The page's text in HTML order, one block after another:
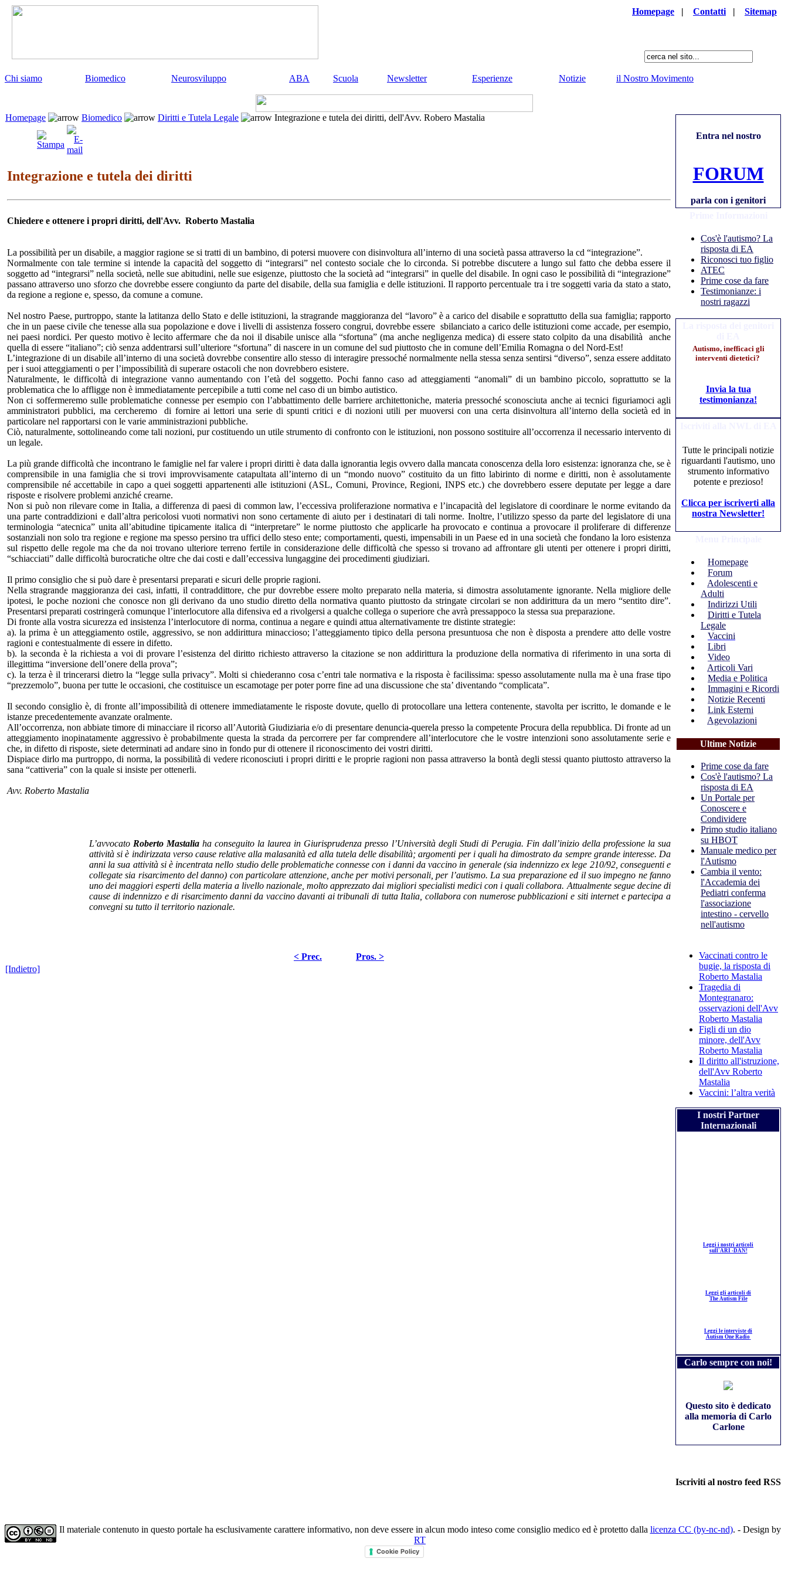
Homepage | Contatti | Sitemap
Chi siamo Biomedico Neurosviluppo ABA Scuola Newsletter Esperienze Notizie il Nostro Movimento
Homepage Biomedico Diritti e Tutela Legale Integrazione e tutela dei diritti, dell'Avv. Robero Mastalia
Integrazione e tutela dei diritti
Chiedere e ottenere i propri diritti, dell'Avv. Roberto Mastalia
La possibilità per un disabile, a maggior ragione se si tratti di un bambino, di potersi muovere con disinvoltura all’interno di una società passa attraverso la cd “integrazione”.
Normalmente con tale termine si intende la capacità del soggetto di “integrarsi” nel contesto sociale che lo circonda. Si potrebbe discutere a lungo sul fatto che debba essere il
soggetto ad “integrarsi” nella società, nelle sue abitudini, nelle sue esigenze, piuttosto che la società ad “integrarsi” in quelle del disabile. In ogni caso le possibilità di “integrazione”
passano attraverso uno sforzo che dovrebbe essere congiunto da parte del disabile, della sua famiglia e delle istituzioni. Il rapporto percentuale tra i tre soggetti varia da stato a stato,
da regione a regione e, spesso, da comune a comune.
Nel nostro Paese, purtroppo, stante la latitanza dello Stato e delle istituzioni, la stragrande maggioranza del “lavoro” è a carico del disabile e soprattutto della sua famiglia; rapporto
che in un paese civile che tenesse alla sua popolazione e dove i livelli di assistenza fossero congrui, dovrebbe essere sbilanciato a carico delle istituzioni come accade, per esempio,
nei paesi nordici. Per questo motivo è lecito affermare che da noi il disabile unisce alla “sfortuna” (ma anche negligenza medica) di essere stato colpito da una disabilità anche
quella di essere “italiano”; ciò senza addentrarsi sull’ulteriore “sfortuna” di nascere in un comune del sud piuttosto che in comune dell’Emilia Romagna o del Nord-Est!
L’integrazione di un disabile all’interno di una società dovrebbe consentire allo stesso di interagire pressoché normalmente nella stessa senza sentirsi “diverso”, senza essere additato
per i suoi atteggiamenti o per l’impossibilità di superare ostacoli che non dovrebbero esistere.
Naturalmente, le difficoltà di integrazione vanno aumentando con l’età del soggetto. Pochi fanno caso ad atteggiamenti “anomali” di un bambino piccolo, soprattutto se la
problematica che lo affligge non è immediatamente percepibile a tutti come nel caso di un bimbo autistico.
Non ci soffermeremo sulle problematiche connesse per esempio con l’abbattimento delle barriere architettoniche, materia pressoché sconosciuta anche ai tecnici figuriamoci agli
amministratori pubblici, ma cercheremo di fornire ai lettori una serie di spunti critici e di nozioni utili per muoversi con una certa disinvoltura all’interno della società ed in
particolare nel rapportarsi con le varie amministrazioni pubbliche.
Ciò, naturalmente, sottolineando come tali nozioni, pur costituendo un utile strumento di confronto con le istituzioni, non possono sostituire all’occorrenza il necessario intervento di
un legale.
La più grande difficoltà che incontrano le famiglie nel far valere i propri diritti è data dalla ignorantia legis ovvero dalla mancata conoscenza della loro esistenza: ignoranza che, se è
comprensibile in una famiglia che si trovi improvvisamente catapultata all’interno di un “mondo nuovo” costituito da un fitto labirinto di norme e diritti, non è assolutamente
comprensibile né accettabile in capo a quei soggetti appartenenti alle istituzioni (ASL, Comuni, Province, Regioni, INPS etc.) che dovrebbero essere deputate per legge a dare
risposte e risolvere problemi anziché crearne.
Non si può non rilevare come in Italia, a differenza di paesi di common law, l’eccessiva proliferazione normativa e l’incapacità del legislatore di coordinare le norme evitando da
una parte contraddizioni e dall’altra pericolosi vuoti normativi non sono certamente di aiuto per i destinatari di tali norme. Inoltre, l’utilizzo spesso da parte del legislatore di una
terminologia “atecnica” unita all’abitudine tipicamente italica di “interpretare” le norme piuttosto che applicarle ha provocato e continua a provocare il proliferare di differenze
sostanziali non solo tra regione e regione ma spesso persino tra uffici dello steso ente; comportamenti, questi, impensabili in un Paese ed in una società che fondano la loro esistenza
sul rispetto delle regole ma che da noi trovano ulteriore terreno fertile in considerazione delle difficoltà che spesso si trovano ad affrontare gli utenti per ottenere i propri diritti,
“schiacciati” dalle difficoltà burocratiche oltre che dai costi e dall’eccessiva lungaggine dei procedimenti giudiziari.
Il primo consiglio che si può dare è presentarsi preparati e sicuri delle proprie ragioni.
Nella stragrande maggioranza dei casi, infatti, il contraddittore, che pur dovrebbe essere molto preparato nella materia, si dimostra assolutamente ignorante. Nella migliore delle
ipotesi, le poche nozioni che conosce non gli derivano da uno studio diretto della normativa quanto piuttosto da stringate circolari se non addirittura da un mero “sentito dire”.
Presentarsi preparati costringerà comunque l’interlocutore alla difensiva ed a rivolgersi a qualche collega o superiore che avrà pressappoco la stessa sua preparazione.
Di fronte alla vostra sicurezza ed insistenza l’interlocutore di norma, continua a negare e quindi attua alternativamente tre distinte strategie:
a). la prima è un atteggiamento ostile, aggressivo, se non addirittura minaccioso; l’atteggiamento tipico della persona presuntuosa che non è disposta a prendere atto delle vostre
ragioni e contestualmente di essere in difetto.
b). la seconda è la richiesta a voi di provare l’esistenza del diritto richiesto attraverso la citazione se non addirittura la produzione della normativa di riferimento in una sorta di
illegittima “inversione dell’onere della prova”;
c). la terza è il trincerarsi dietro la “legge sulla privacy”. Molti si chiederanno cosa c’entri tale normativa e la risposta è facilissima: spesso assolutamente nulla ma è una frase tipo
“prezzemolo”, buona per tutte le occasioni, che costituisce un escamotage per poter porre fine ad una discussione che sta’ diventando “complicata”.
Il secondo consiglio è, di fronte all’impossibilità di ottenere immediatamente le risposte dovute, quello di protocollare una lettera contenente, stavolta per iscritto, le domande e le
istanze precedentemente avanzate oralmente.
All’occorrenza, non abbiate timore di minacciare il ricorso all’Autorità Giudiziaria e/o di presentare denuncia-querela presso la competente Procura della repubblica. Di fronte ad un
atteggiamento inopinatamente aggressivo è probabilmente questa la strada da percorrere per far comprendere all’interlocutore che le vostre intenzioni sono assolutamente serie e
che, in difetto di risposte, siete determinati ad andare sino in fondo pur di ottenere il riconoscimento dei vostri diritti.
Dispiace dirlo ma purtroppo, di norma, la possibilità di vedere riconosciuti i propri diritti e le proprie ragioni non passa attraverso la bontà degli stessi quanto piuttosto attraverso la
sana “cattiveria” con la quale si insiste per ottenerli.
Avv. Roberto Mastalia
L’avvocato Roberto Mastalia ha conseguito la laurea in Giurisprudenza presso l’Università degli Studi di Perugia. Fin dall’inizio della professione la sua
attività si è indirizzata verso cause relative alla malasanità ed alla tutela delle disabilità; argomenti per i quali ha dimostrato da sempre grande interesse. Da
anni la sua attività si è incentrata nello studio delle problematiche connesse con i danni da vaccino in generale (sia indennizzo ex lege 210/92, conseguenti e
collegate sia risarcimento del danno) con particolare attenzione, anche per motivi personali, per l’autismo. La sua preparazione ed il suo impegno ne fanno
uno dei maggiori esperti della materia a livello nazionale, molto apprezzato dai migliori specialisti medici con i quali collabora. Attualmente segue decine di
cause di indennizzo e di risarcimento danni da vaccino davanti ai tribunali di tutta Italia, collabora con numerose pubblicazioni e siti internet e partecipa a
convegni su tutto il territorio nazionale.
< Prec.
Pros. >
[Indietro]
Entra nel nostro
FORUM
parla con i genitori
Cos'è l'autismo? La
risposta di EA
Riconosci tuo figlio
ATEC
Prime cose da fare
Testimonianze: i
nostri ragazzi
Autismo, inefficaci gli
interventi dietetici?
Invia la tua
testimonianza!
Tutte le principali notizie
riguardanti l'autismo, uno
strumento informativo
potente e prezioso!
Clicca per iscriverti alla
nostra Newsletter!
Homepage
Forum
Adolescenti e
Adulti
Indirizzi Utili
Diritti e Tutela
Legale
Vaccini
Libri
Video
Articoli Vari
Media e Politica
Immagini e Ricordi
Notizie Recenti
Link Esterni
Agevolazioni
Ultime Notizie
Prime cose da fare
Cos'è l'autismo? La
risposta di EA
Un Portale per
Conoscere e
Condividere
Primo studio italiano
su HBOT
Manuale medico per
l'Autismo
Cambia il vento:
l'Accademia dei
Pediatri conferma
l'associazione
intestino - cervello
nell'autismo
Vaccinati contro le
bugie, la risposta di
Roberto Mastalia
Tragedia di
Montegranaro:
osservazioni dell'Avv
Roberto Mastalia
Figli di un dio
minore, dell'Avv
Roberto Mastalia
Il diritto all'istruzione,
dell'Avv Roberto
Mastalia
Vaccini: l’altra verità
I nostri Partner
Internazionali
Leggi i nostri articoli
sull'ARI -DAN!
Leggi gli articoli di
The Autism File
Leggi le interviste di
Autism One Radio
Carlo sempre con noi!
Questo sito è dedicato
alla memoria di Carlo
Carlone
Iscriviti al nostro feed RSS
Il materiale contenuto in questo portale ha esclusivamente carattere informativo, non deve essere in alcun modo inteso come consiglio medico ed è protetto dalla licenza CC (by-nc-nd). - Design by
RT
Cookie Policy